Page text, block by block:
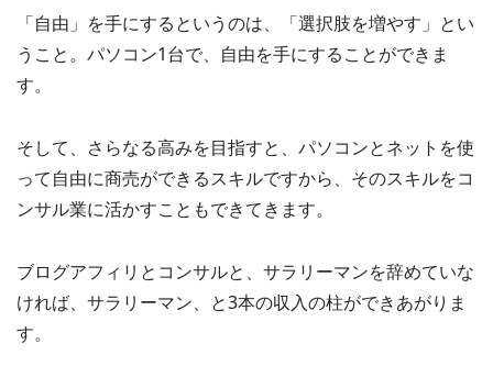
「自由」を手にするというのは、「選択肢を増やす」とい
うこと。パソコン1台で、自由を手にすることができま
す。
そして、さらなる高みを目指すと、パソコンとネットを使
って自由に商売ができるスキルですから、そのスキルをコ
ンサル業に活かすこともできてきます。
ブログアフィリとコンサルと、サラリーマンを辞めていな
ければ、サラリーマン、と3本の収入の柱ができあがりま
す。